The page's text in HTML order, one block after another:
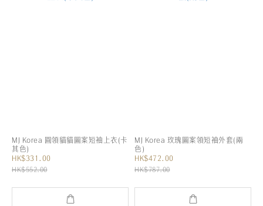
MJ Korea 圓領貓貓圖案短袖上衣(卡
其色)
HK$331.00
HK$552.00
MJ Korea 玫瑰圖案領短袖外套(兩
色)
HK$472.00
HK$787.00